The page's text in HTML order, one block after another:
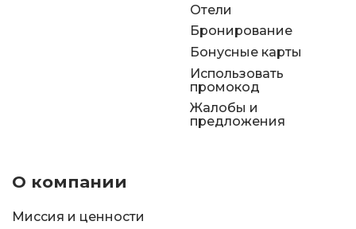
Отели
Бронирование
Бонусные карты
Использовать
промокод
Жалобы и
предложения
О компании
Миссия и ценности